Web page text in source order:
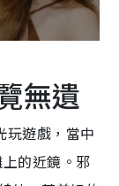
無遺
玩遊戲，當中
的近鏡。邪